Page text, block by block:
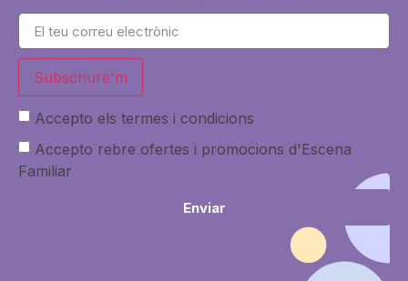
Subscriure'm
Accepto els termes i condicions
Accepto rebre ofertes i promocions d'Escena
Familiar
Enviar